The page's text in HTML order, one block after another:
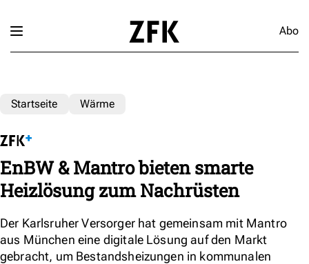
Abo
Startseite Wärme
EnBW & Mantro bieten smarte
Heizlösung zum Nachrüsten
Der Karlsruher Versorger hat gemeinsam mit Mantro
aus München eine digitale Lösung auf den Markt
gebracht, um Bestandsheizungen in kommunalen